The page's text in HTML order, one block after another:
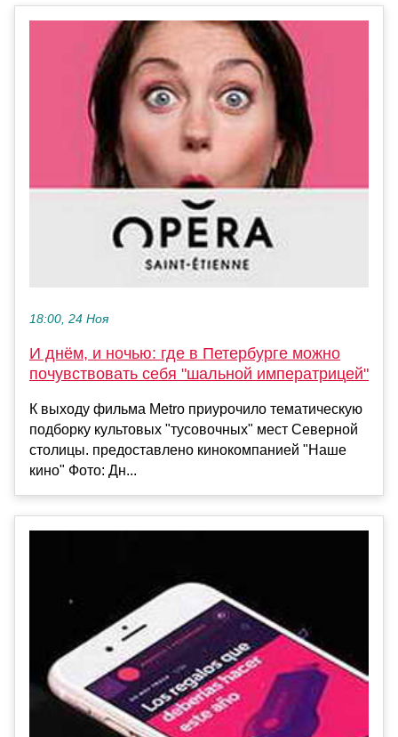
18:00, 24 Ноя
И днём, и ночью: где в Петербурге можно
почувствовать себя "шальной императрицей"
К выходу фильма Metro приурочило тематическую
подборку культовых "тусовочных" мест Северной
столицы. предоставлено кинокомпанией "Наше
кино" Фото: Дн...